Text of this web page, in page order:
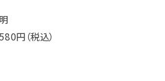
円（税込）